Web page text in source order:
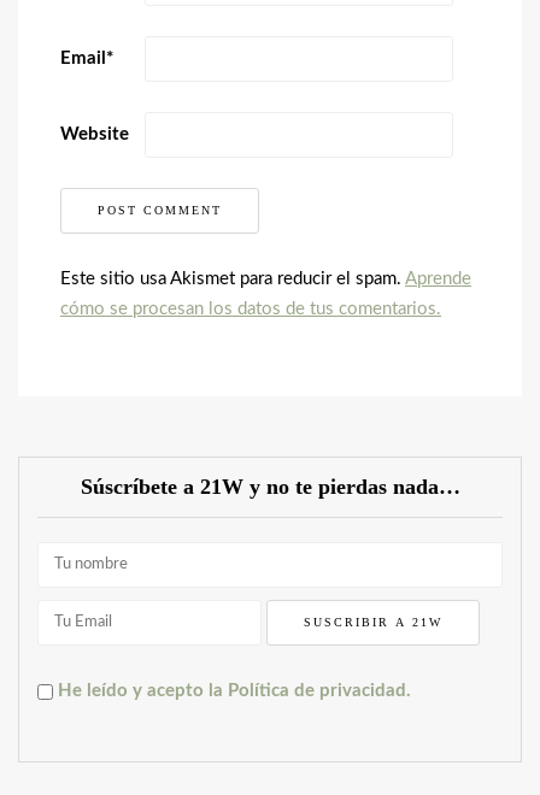
Email *
Website
Este sitio usa Akismet para reducir el spam. Aprende
cómo se procesan los datos de tus comentarios.
Súscríbete a 21W y no te pierdas nada…
He leído y acepto la Política de privacidad.